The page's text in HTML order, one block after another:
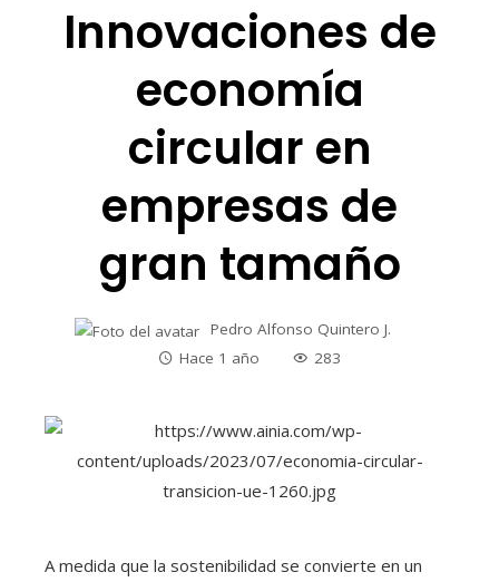
Innovaciones de
economía
circular en
empresas de
gran tamaño
Pedro Alfonso Quintero J.
Hace 1 año
283
A medida que la sostenibilidad se convierte en un